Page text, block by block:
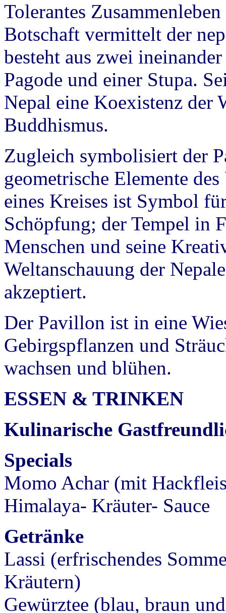
Tolerantes
Botschaft vermittelt der
besteht aus zwei
Pagode und einer Stupa.
Nepal eine Koexistenz der
Buddhismus.
Zugleich symbolisiert der
geometrische Elemente
eines Kreises ist Symbol
Schöpfung; der Tempel in
Menschen und seine
Weltanschauung der
akzeptiert.
Der Pavillon ist in eine
Gebirgspflanzen und
wachsen und blühen.
ESSEN & TRINKEN
Kulinarische
Specials
Momo Achar (mit
Himalaya- Kräuter- Sauce
Getränke
Lassi (erfrischendes
Kräutern)
Gewürztee (blau, braun